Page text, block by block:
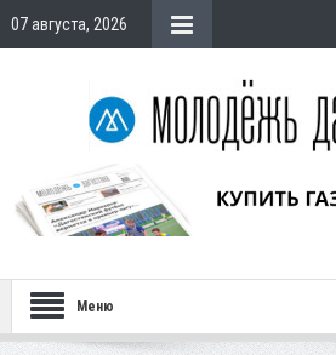
07 августа, 2026
Меню